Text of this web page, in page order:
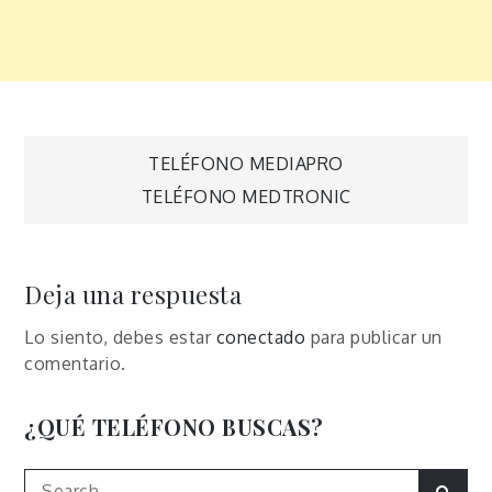
Navegación
entradas
TELÉFONO MEDIAPRO
TELÉFONO MEDTRONIC
Deja una respuesta
Lo siento, debes estar conectado para publicar un
comentario.
¿QUÉ TELÉFONO BUSCAS?
Search